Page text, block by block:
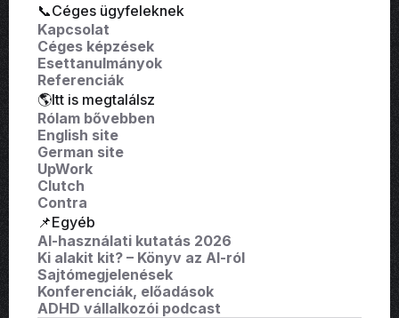
📞Céges ügyfeleknek
Kapcsolat
Céges képzések
Esettanulmányok
Referenciák
🌎Itt is megtalálsz
Rólam bővebben
English site
German site
UpWork
Clutch
Contra
📌Egyéb
AI-használati kutatás 2026
Ki alakit kit? – Könyv az AI-ról
Sajtómegjelenések
Konferenciák, előadások
ADHD vállalkozói podcast